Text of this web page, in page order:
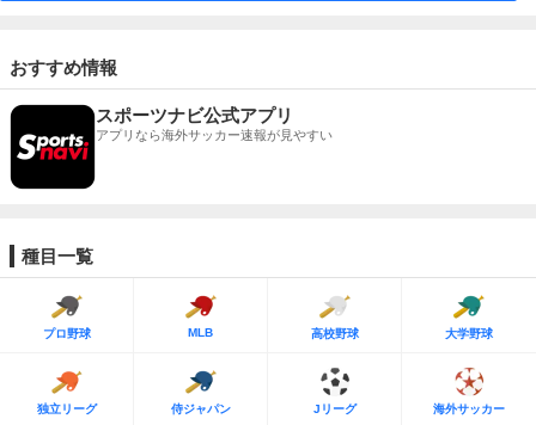
おすすめ情報
スポーツナビ公式アプリ
アプリなら海外サッカー速報が見やすい
種目一覧
プロ野球 MLB 高校野球 大学野球
独立リーグ 侍ジャパン Jリーグ 海外サッカー